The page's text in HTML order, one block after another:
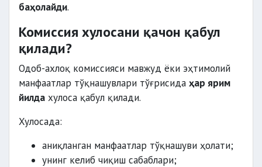
баҳолайди.
Комиссия хулосани қачон қабул
қилади?
Одоб-ахлоқ комиссияси мавжуд ёки эҳтимолий
манфаатлар тўқнашувлари тўғрисида ҳар ярим
йилда хулоса қабул қилади.
Хулосада:
аниқланган манфаатлар тўқнашуви ҳолати;
унинг келиб чиқиш сабаблари;